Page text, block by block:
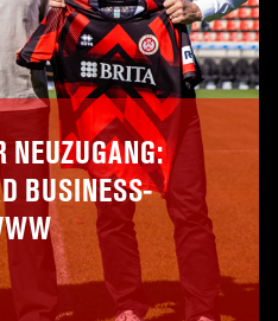
NEUZUGANG:
BUSINESS-